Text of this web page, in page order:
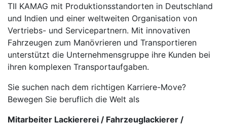
TII KAMAG mit Produktionsstandorten in Deutschland
und Indien und einer weltweiten Organisation von
Vertriebs- und Servicepartnern. Mit innovativen
Fahrzeugen zum Manövrieren und Transportieren
unterstützt die Unternehmensgruppe ihre Kunden bei
ihren komplexen Transportaufgaben.
Sie suchen nach dem richtigen Karriere-Move?
Bewegen Sie beruflich die Welt als
Mitarbeiter Lackiererei / Fahrzeuglackierer /